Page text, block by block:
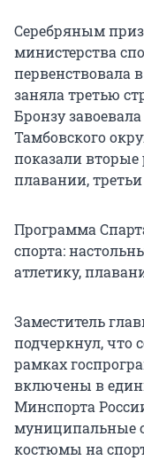
Серебряным
министерства
первенствовала
заняла третью
Бронзу
Тамбовского
показали вторые
плавании, третьи
Программа
спорта:
атлетику,
Заместитель
подчеркнул, что
рамках
включены в
Минспорта
муниципальные
костюмы на